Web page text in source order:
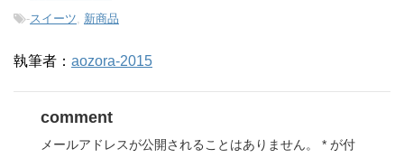
-スイーツ, 新商品
執筆者： aozora-2015
comment
メールアドレスが公開されることはありません。 * が付